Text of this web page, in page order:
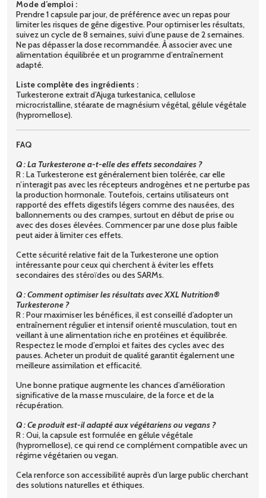
Mode d’emploi :
Prendre 1 capsule par jour, de préférence avec un repas pour
limiter les risques de gêne digestive. Pour optimiser les résultats,
suivez un cycle de 8 semaines, suivi d’une pause de 2 semaines.
Ne pas dépasser la dose recommandée. À associer avec une
alimentation équilibrée et un programme d’entraînement
adapté.
Liste complète des ingrédients :
Turkesterone extrait d’Ajuga turkestanica, cellulose
microcristalline, stéarate de magnésium végétal, gélule végétale
(hypromellose).
FAQ
Q : La Turkesterone a-t-elle des effets secondaires ?
R : La Turkesterone est généralement bien tolérée, car elle
n’interagit pas avec les récepteurs androgènes et ne perturbe pas
la production hormonale. Toutefois, certains utilisateurs ont
rapporté des effets digestifs légers comme des nausées, des
ballonnements ou des crampes, surtout en début de prise ou
avec des doses élevées. Commencer par une dose plus faible
peut aider à limiter ces effets.
Cette sécurité relative fait de la Turkesterone une option
intéressante pour ceux qui cherchent à éviter les effets
secondaires des stéroïdes ou des SARMs.
Q : Comment optimiser les résultats avec XXL Nutrition®
Turkesterone ?
R : Pour maximiser les bénéfices, il est conseillé d’adopter un
entraînement régulier et intensif orienté musculation, tout en
veillant à une alimentation riche en protéines et équilibrée.
Respectez le mode d’emploi et faites des cycles avec des
pauses. Acheter un produit de qualité garantit également une
meilleure assimilation et efficacité.
Une bonne pratique augmente les chances d’amélioration
significative de la masse musculaire, de la force et de la
récupération.
Q : Ce produit est-il adapté aux végétariens ou vegans ?
R : Oui, la capsule est formulée en gélule végétale
(hypromellose), ce qui rend ce complément compatible avec un
régime végétarien ou vegan.
Cela renforce son accessibilité auprès d’un large public cherchant
des solutions naturelles et éthiques.